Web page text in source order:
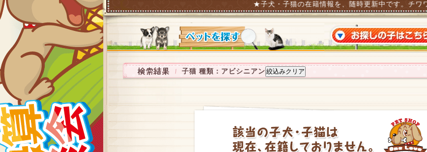
★子犬・子猫の在籍情報を、随時更新中です。チワワ・ダック
子猫 種類：アビシニアン